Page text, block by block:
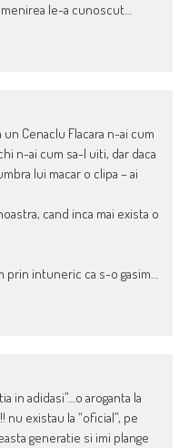
le-a cunoscut…
Cenaclu Flacara n-ai cum
n-ai cum sa-l uiti, dar daca
lui macar o clipa – ai
cand inca mai exista o
prin intuneric ca s-o gasim…
in adidasi”…o aroganta la
nu existau la “oficial”, pe
generatie si imi plange